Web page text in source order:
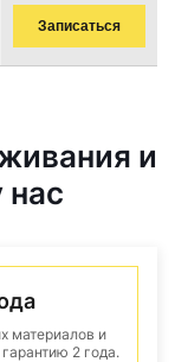
Записаться
и
материалов и
2 года.